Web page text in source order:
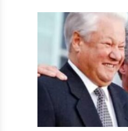
Этот сайт использует Akismet
Узнайте, как обрабатываются
Отправляя сообщение, Вы
персональных данных.Политика